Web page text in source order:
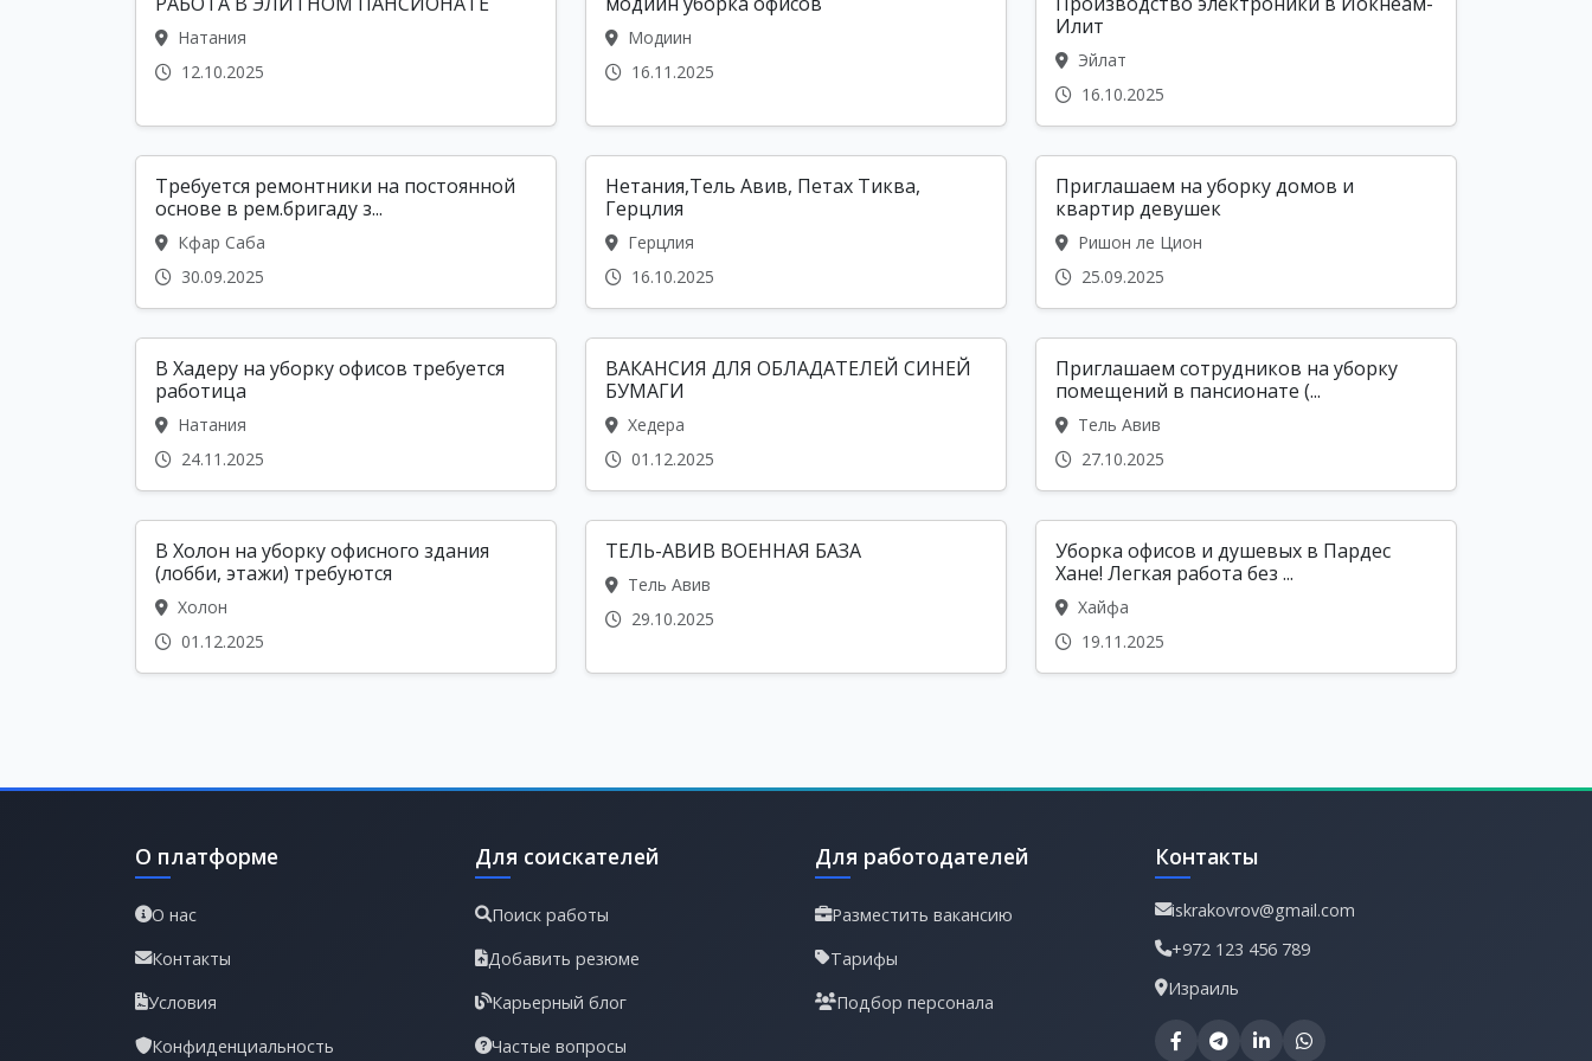
Натания
12.10.2025
Модиин
16.11.2025
Илит
Эйлат
16.10.2025
Требуется ремонтники на постоянной
основе в рем.бригаду з...
Кфар Саба
30.09.2025
Нетания,Тель Авив, Петах Тиква,
Герцлия
Герцлия
16.10.2025
Приглашаем на уборку домов и
квартир девушек
Ришон ле Цион
25.09.2025
В Хадеру на уборку офисов требуется
работица
Натания
24.11.2025
ВАКАНСИЯ ДЛЯ ОБЛАДАТЕЛЕЙ СИНЕЙ
БУМАГИ
Хедера
01.12.2025
Приглашаем сотрудников на уборку
помещений в пансионате (...
Тель Авив
27.10.2025
В Холон на уборку офисного здания
(лобби, этажи) требуются
Холон
01.12.2025
ТЕЛЬ-АВИВ ВОЕННАЯ БАЗА
Тель Авив
29.10.2025
Уборка офисов и душевых в Пардес
Хане! Легкая работа без ...
Хайфа
19.11.2025
О платформе
О нас
Контакты
Условия
Конфиденциальность
Для соискателей
Поиск работы
Добавить резюме
Карьерный блог
Частые вопросы
Для работодателей
Разместить вакансию
Тарифы
Подбор персонала
Контакты
iskrakovrov@gmail.com
+972 123 456 789
Израиль